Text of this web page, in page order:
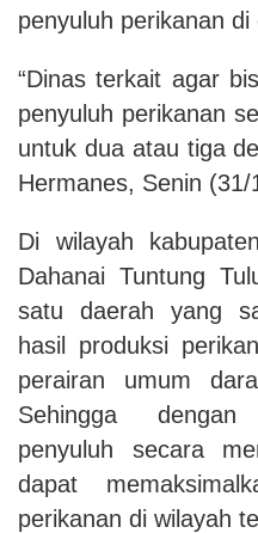
penyuluh perikanan
“Dinas terkait agar
penyuluh perikanan
untuk dua atau tiga
Hermanes, Senin (31/
Di wilayah
Dahanai Tuntung
satu daerah yang
hasil produksi
perairan umum
Sehingga
penyuluh secara
dapat
perikanan di wilayah